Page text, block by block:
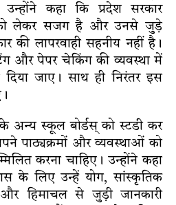
उन्होंने कहा कि प्रदेश सरकार
को लेकर सजग है और उनसे जुड़े
की लापरवाही सहनीय नहीं है।
और पेपर चेकिंग की व्यवस्था में
दिया जाए। साथ ही निरंतर इस
अन्य स्कूल बोर्डस् को स्टडी कर
पाठ्यक्रमों और व्यवस्थाओं को
करना चाहिए। उन्होंने कहा
के लिए उन्हें योग, सांस्कृतिक
हिमाचल से जुड़ी जानकारी